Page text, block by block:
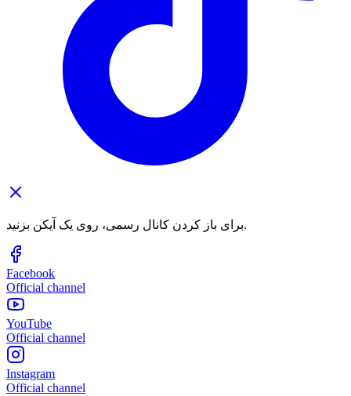
برای باز کردن کانال رسمی، روی یک آیکن بزنید.
Facebook
Official channel
YouTube
Official channel
Instagram
Official channel